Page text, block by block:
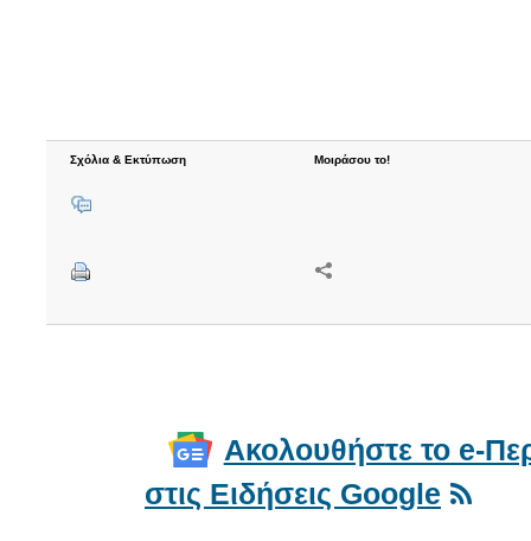
Σχόλια & Εκτύπωση Μοιράσου το!
Ακολουθήστε το e-
στις Ειδήσεις Google